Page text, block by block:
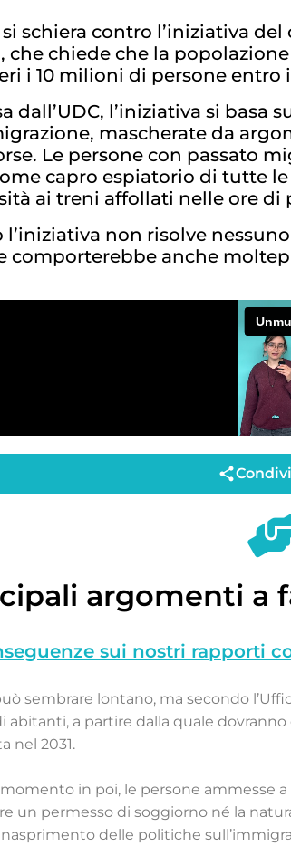
schiera contro l’iniziativa del
che chiede che la
i 10 milioni di persone entro
dall’UDC, l’iniziativa si
mascherate da
Le persone con passato
capro espiatorio di tutte
ai treni affollati nelle ore di
l’iniziativa non risolve
comporterebbe anche
argomenti a
sui nostri rapporti
sembrare lontano, ma secondo
abitanti, a partire dalla quale
nel 2031.
in poi, le persone ammesse
un permesso di soggiorno né la
delle politiche